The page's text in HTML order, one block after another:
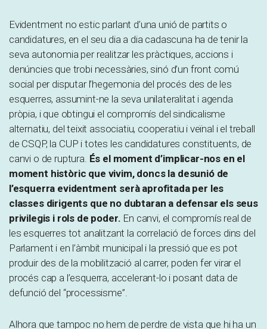
Evidentment no estic parlant d’una unió de partits o
candidatures, en el seu dia a dia cadascuna ha de tenir la
seva autonomia per realitzar les pràctiques, accions i
denúncies que trobi necessàries, sinó d’un front comú
social per disputar l’hegemonia del procés des de les
esquerres, assumint-ne la seva unilateralitat i agenda
pròpia, i que obtingui el compromís del sindicalisme
alternatiu, del teixit associatiu, cooperatiu i veïnal i el treball
de CSQP, la CUP i totes les candidatures constituents, de
canvi o de ruptura. És el moment d’implicar-nos en el
moment històric que vivim, doncs la desunió de
l’esquerra evidentment serà aprofitada per les
classes dirigents que no dubtaran a defensar els seus
privilegis i rols de poder. En canvi, el compromís real de
les esquerres tot analitzant la correlació de forces dins del
Parlament i en l’àmbit municipal i la pressió que es pot
produir des de la mobilització al carrer, poden fer virar el
procés cap a l’esquerra, accelerant-lo i posant data de
defunció del “processisme”.
Alhora que tampoc no hem de perdre de vista que hi ha un